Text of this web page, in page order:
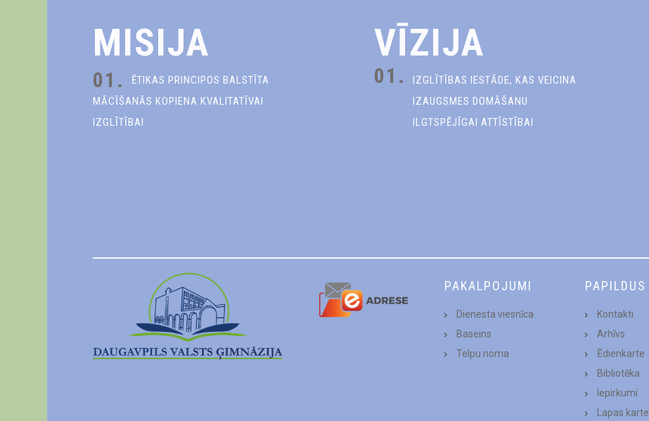
MISIJA
01.
ĒTIKAS PRINCIPOS BALSTĪTA
MĀCĪŠANĀS KOPIENA KVALITATĪVAI
IZGLĪTĪBAI
VĪZIJA
01.
IZGLĪTĪBAS IESTĀDE, KAS VEICINA
IZAUGSMES DOMĀŠANU
ILGTSPĒJĪGAI ATTĪSTĪBAI
PAKALPOJUMI
Dienesta viesnīca
Baseins
Telpu noma
PAPILDUS
Kontakti
Arhīvs
Ēdienkarte
Bibliotēka
Iepirkumi
Lapas karte